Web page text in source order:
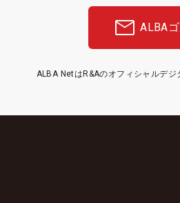
ALBA
ALBA NetはR&Aのオフィシャルデジ